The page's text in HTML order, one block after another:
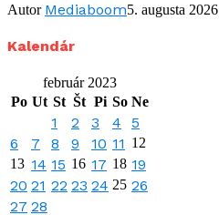
Autor Mediaboom5. augusta 2026
Kalendár
február 2023
Po Ut St Št Pi So Ne
1 2 3 4
5
6
7 8 9 10 11 12
13 14 15 16 17 18 19
20 21 22 23 24 25 26
27 28